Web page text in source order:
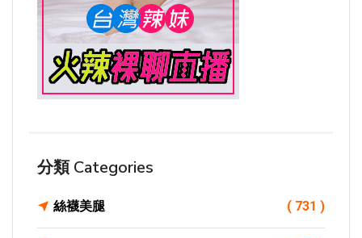
分類 Categories
絲襪美腿 ( 731 )